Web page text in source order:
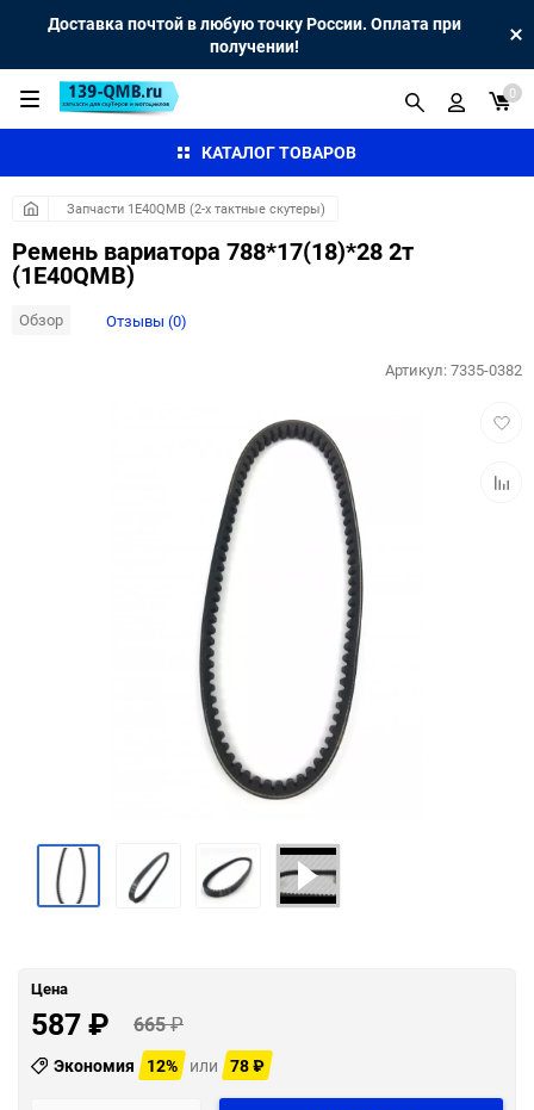
Доставка почтой в любую точку России. Оплата при
получении!
КАТАЛОГ ТОВАРОВ
0
Запчасти 1E40QMB (2-х тактные скутеры)
Ремень вариатора 788*17(18)*28 2т
(1E40QMB)
Обзор Отзывы (0)
Артикул:7335-0382
Цена
587₽ 665₽
Экономия 12% или 78₽